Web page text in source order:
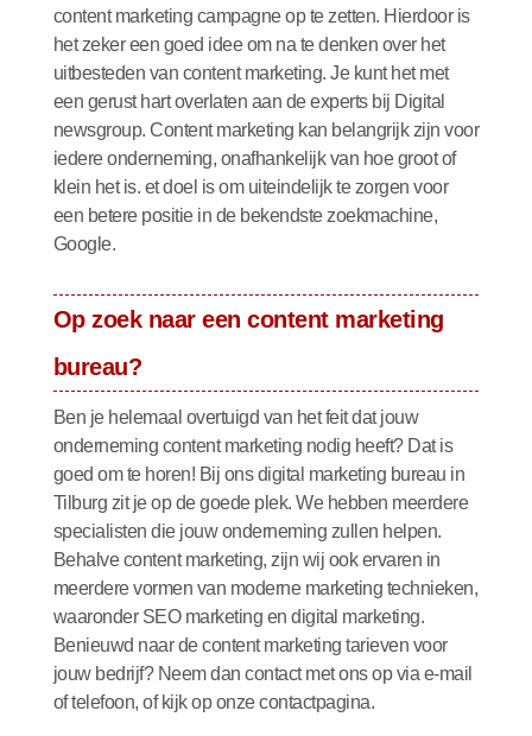
content marketing campagne op te zetten. Hierdoor is
het zeker een goed idee om na te denken over het
uitbesteden van content marketing. Je kunt het met
een gerust hart overlaten aan de experts bij Digital
newsgroup. Content marketing kan belangrijk zijn voor
iedere onderneming, onafhankelijk van hoe groot of
klein het is. et doel is om uiteindelijk te zorgen voor
een betere positie in de bekendste zoekmachine,
Google.
Op zoek naar een content marketing
bureau?
Ben je helemaal overtuigd van het feit dat jouw
onderneming content marketing nodig heeft? Dat is
goed om te horen! Bij ons digital marketing bureau in
Tilburg zit je op de goede plek. We hebben meerdere
specialisten die jouw onderneming zullen helpen.
Behalve content marketing, zijn wij ook ervaren in
meerdere vormen van moderne marketing technieken,
waaronder SEO marketing en digital marketing.
Benieuwd naar de content marketing tarieven voor
jouw bedrijf? Neem dan contact met ons op via e-mail
of telefoon, of kijk op onzecontactpagina.